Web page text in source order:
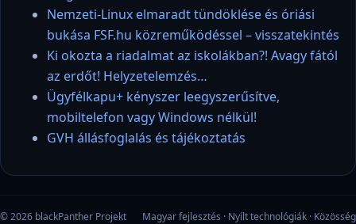
Nemzeti-Linux elmaradt tündöklése és óriási
bukása FSF.hu közreműködéssel – visszatekintés
Ki okozta a riadalmat az iskolákban?! Avagy fától
az erdőt! Helyzetelemzés…
Ügyfélkapu+ kényszer leegyszerűsítve,
mobiltelefon vagy Windows nélkül!
GVH állásfoglalás és tájékoztatás
© 2026 blackPanther Projekt Magyar fejlesztés · Nyílt technológiák · Közösség